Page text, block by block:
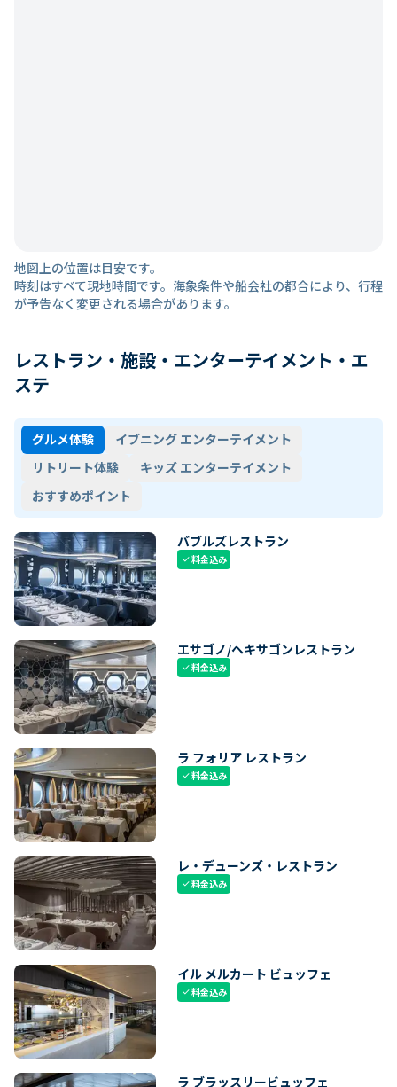
地図上の位置は目安です。
時刻はすべて現地時間です。海象条件や船会社の都合により、行程
が予告なく変更される場合があります。
レストラン・施設・エンターテイメント・エ
ステ
グルメ体験
イブニング エンターテイメント
リトリート体験
キッズ エンターテイメント
おすすめポイント
バブルズレストラン
check料金込み
エサゴノ/ヘキサゴンレストラン
check料金込み
ラ フォリア レストラン
check料金込み
レ・デューンズ・レストラン
check料金込み
イル メルカート ビュッフェ
check料金込み
ラ ブラッスリービュッフェ